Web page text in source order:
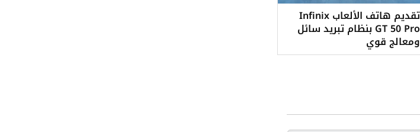
تقديم هاتف الألعاب Infinix
GT 50 Pro بنظام تبريد سائل
ومعالج قوي